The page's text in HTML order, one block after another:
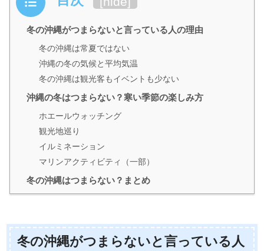
冬の沖縄がつまらないと言っている人の理由
冬の沖縄は常夏ではない
沖縄の冬の気候と平均気温
冬の沖縄は観光客もイベントも少ない
沖縄の冬はつまらない？寒い季節の楽しみ方
ホエールウォッチング
観光地巡り
イルミネーション
マリンアクティビティ（一部）
冬の沖縄はつまらない？まとめ
冬の沖縄がつまらないと言っている人